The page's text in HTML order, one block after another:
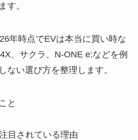
す。
年時点でEVは本当に買い時な
、サクラ、N-ONE e:などを例
ない選び方を整理します。
と
目されている理由